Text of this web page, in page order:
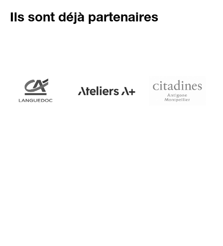
Ils sont déjà partenaires